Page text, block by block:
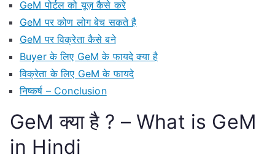
GeM पोर्टल को यूज़ कैसे करे
GeM पर कोण लोग बेच सकते है
GeM पर विक्रेता कैसे बने
Buyer के लिए GeM के फायदे क्या है
विक्रेता के लिए GeM के फायदे
निष्कर्ष – Conclusion
GeM क्या है ? – What is GeM
in Hindi